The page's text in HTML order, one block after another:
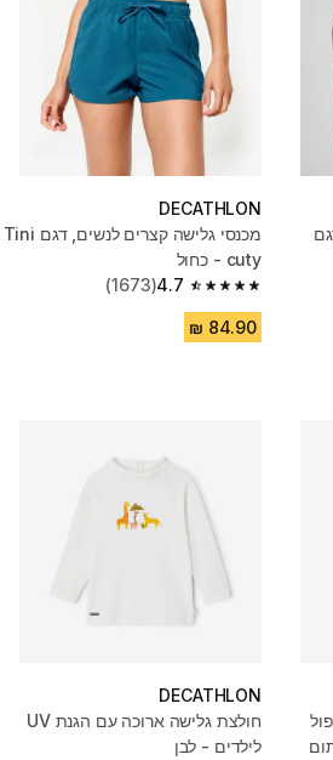
DECATHLON
מכנסי גלישה קצרים לנשים, דגם Tini
cuty - כחול
4.7
4.7 out of 5 stars from 1673 reviews
(1673)
DECATHLON
חולצת גלישה ארוכה עם הגנת UV
לילדים - לבן